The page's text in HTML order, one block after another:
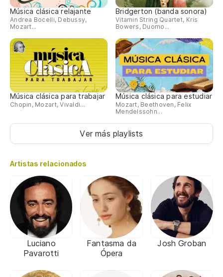
Música clásica relajante
Andrea Bocelli, Debussy,
Mozart...
Bridgerton (banda sonora)
Vitamin String Quartet, Kris
Bowers, Duomo...
Música clásica para trabajar
Chopin, Mozart, Vivaldi...
Música clásica para estudiar
Mozart, Beethoven, Felix
Mendelssohn...
Ver más playlists
Artistas relacionados
Luciano
Pavarotti
Fantasma da
Ópera
Josh Groban